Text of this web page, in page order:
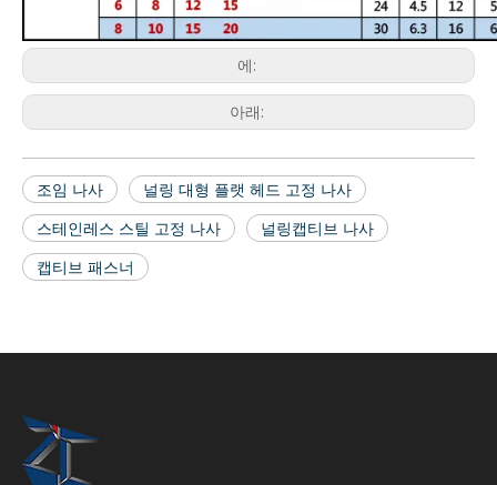
에:
아래:
조임 나사
널링 대형 플랫 헤드 고정 나사
스테인레스 스틸 고정 나사
널링캡티브 나사
캡티브 패스너